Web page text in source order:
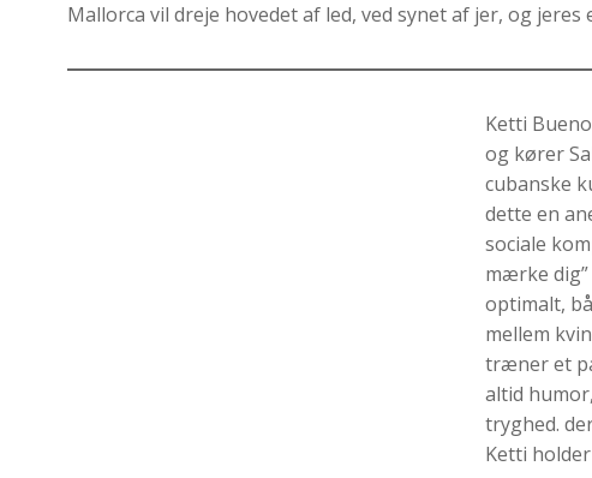
Mallorca vil dreje hovedet af led, ved synet af jer, og jeres
Ketti
og kører
cubanske
dette en
sociale
mærke
optimalt,
mellem
træner et
altid
tryghed.
Ketti